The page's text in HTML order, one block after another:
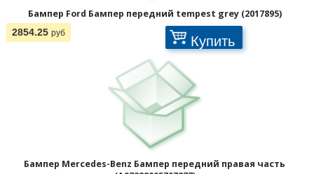
Бампер Ford Бампер передний tempest grey (2017895)
2854.25 руб Купить
Бампер Mercedes-Benz Бампер передний правая часть